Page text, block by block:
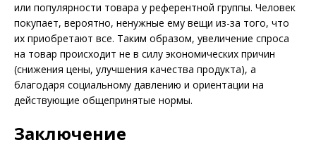
или популярности товара у референтной группы. Человек
покупает, вероятно, ненужные ему вещи из-за того, что
их приобретают все. Таким образом, увеличение спроса
на товар происходит не в силу экономических причин
(снижения цены, улучшения качества продукта), а
благодаря социальному давлению и ориентации на
действую­щие общепринятые нормы.
Заключение